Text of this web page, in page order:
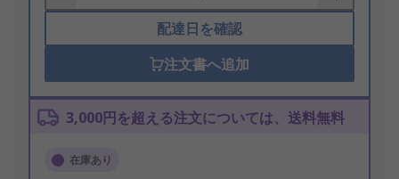
配達日を確認
注文書へ追加
3,000円を超える注文については、送料無料
在庫あり